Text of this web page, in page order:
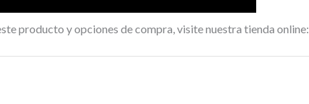
producto y opciones de compra, visite nuestra tienda online: